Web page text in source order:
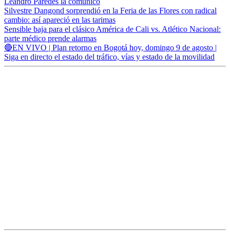
Silvestre Dangond sorprendió en la Feria de las Flores con radical
cambio: así apareció en las tarimas
Sensible baja para el clásico América de Cali vs. Atlético Nacional:
parte médico prende alarmas
🔴EN VIVO | Plan retorno en Bogotá hoy, domingo 9 de agosto |
Siga en directo el estado del tráfico, vías y estado de la movilidad